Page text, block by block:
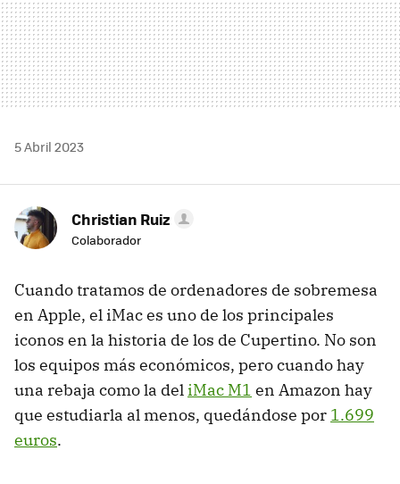
5 Abril 2023
Christian Ruiz
Colaborador
Cuando tratamos de ordenadores de sobremesa
en Apple, el iMac es uno de los principales
iconos en la historia de los de Cupertino. No son
los equipos más económicos, pero cuando hay
una rebaja como la deliMac M1 en Amazon hay
que estudiarla al menos, quedándose por 1.699
euros.